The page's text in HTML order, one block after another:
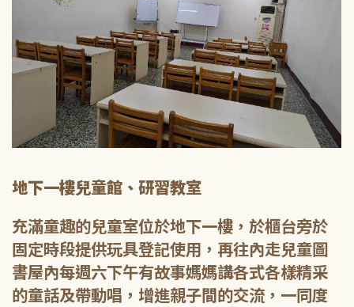
地下一樓兒童館、研習教室
充滿童趣的兒童室位於地下一樓，於櫃台旁於
固定時段提供玩具登記使用，再往內走兒童圖
書屋內每週六下午有故事媽媽講各式各樣精采
的童話及帶動唱，增進親子間的交流，一同度